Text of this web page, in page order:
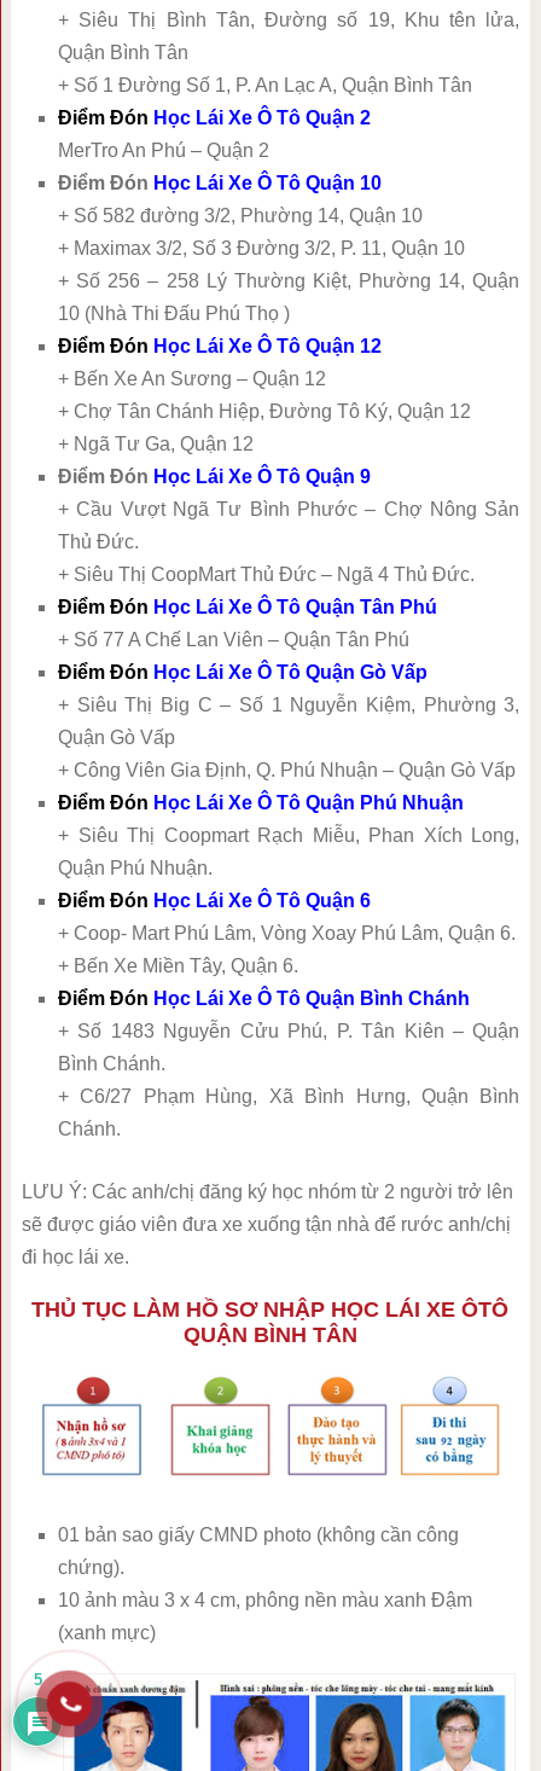
+ Siêu Thị Bình Tân, Đường số 19, Khu tên lửa,
Quận Bình Tân
+ Số 1 Đường Số 1, P. An Lạc A, Quận Bình Tân
Điểm Đón Học Lái Xe Ô Tô Quận 2
MerTro An Phú – Quận 2
Điểm Đón Học Lái Xe Ô Tô Quận 10
+ Số 582 đường 3/2, Phường 14, Quận 10
+ Maximax 3/2, Số 3 Đường 3/2, P. 11, Quận 10
+ Số 256 – 258 Lý Thường Kiệt, Phường 14, Quận
10 (Nhà Thi Đấu Phú Thọ )
Điểm Đón Học Lái Xe Ô Tô Quận 12
+ Bến Xe An Sương – Quận 12
+ Chợ Tân Chánh Hiệp, Đường Tô Ký, Quận 12
+ Ngã Tư Ga, Quận 12
Điểm Đón Học Lái Xe Ô Tô Quận 9
+ Cầu Vượt Ngã Tư Bình Phước – Chợ Nông Sản
Thủ Đức.
+ Siêu Thị CoopMart Thủ Đức – Ngã 4 Thủ Đức.
Điểm Đón Học Lái Xe Ô Tô Quận Tân Phú
+ Số 77 A Chế Lan Viên – Quận Tân Phú
Điểm Đón Học Lái Xe Ô Tô Quận Gò Vấp
+ Siêu Thị Big C – Số 1 Nguyễn Kiệm, Phường 3,
Quận Gò Vấp
+ Công Viên Gia Định, Q. Phú Nhuận – Quận Gò Vấp
Điểm Đón Học Lái Xe Ô Tô Quận Phú Nhuận
+ Siêu Thị Coopmart Rạch Miễu, Phan Xích Long,
Quận Phú Nhuận.
Điểm Đón Học Lái Xe Ô Tô Quận 6
+ Coop- Mart Phú Lâm, Vòng Xoay Phú Lâm, Quận 6.
+ Bến Xe Miền Tây, Quận 6.
Điểm Đón Học Lái Xe Ô Tô Quận Bình Chánh
+ Số 1483 Nguyễn Cửu Phú, P. Tân Kiên – Quận
Bình Chánh.
+ C6/27 Phạm Hùng, Xã Bình Hưng, Quận Bình
Chánh.
LƯU Ý: Các anh/chị đăng ký học nhóm từ 2 người trở lên
sẽ được giáo viên đưa xe xuống tận nhà để rước anh/chị
đi học lái xe.
THỦ TỤC LÀM HỒ SƠ NHẬP HỌC LÁI XE ÔTÔ
QUẬN BÌNH TÂN
01 bản sao giấy CMND photo (không cần công
chứng).
10 ảnh màu 3 x 4 cm, phông nền màu xanh Đậm
(xanh mực)
5